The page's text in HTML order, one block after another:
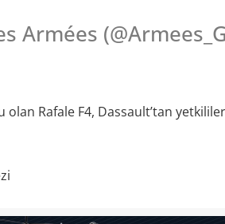
Armées
Rafale F4, Dassault’tan